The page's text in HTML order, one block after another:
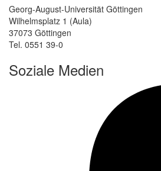
Georg-August-Universität Göttingen
Wilhelmsplatz 1 (Aula)
37073 Göttingen
Tel. 0551 39-0
Soziale Medien